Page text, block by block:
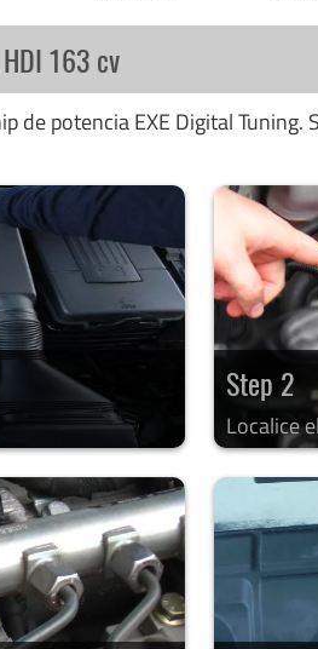
163 cv
de potencia EXE Digital
Step 2
Localice